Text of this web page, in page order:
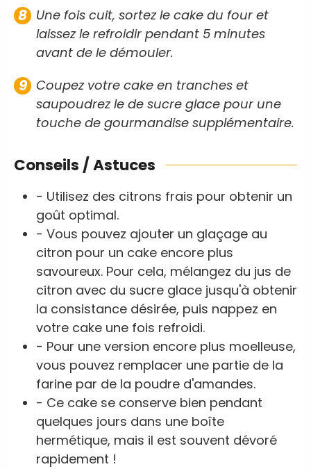
Une fois cuit, sortez le cake du four et
laissez le refroidir pendant 5 minutes
avant de le démouler.
Coupez votre cake en tranches et
saupoudrez le de sucre glace pour une
touche de gourmandise supplémentaire.
Conseils / Astuces
- Utilisez des citrons frais pour obtenir un
goût optimal.
- Vous pouvez ajouter un glaçage au
citron pour un cake encore plus
savoureux. Pour cela, mélangez du jus de
citron avec du sucre glace jusqu'à obtenir
la consistance désirée, puis nappez en
votre cake une fois refroidi.
- Pour une version encore plus moelleuse,
vous pouvez remplacer une partie de la
farine par de la poudre d'amandes.
- Ce cake se conserve bien pendant
quelques jours dans une boîte
hermétique, mais il est souvent dévoré
rapidement !